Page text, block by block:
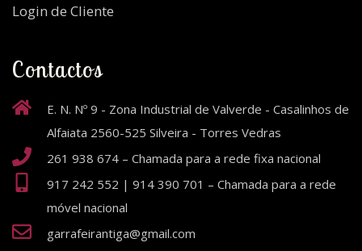
Login de Cliente
Contactos
E. N. Nº 9 - Zona Industrial de Valverde - Casalinhos de
Alfaiata 2560-525 Silveira - Torres Vedras
261 938 674 – Chamada para a rede fixa nacional
917 242 552 | 914 390 701 – Chamada para a rede
móvel nacional
garrafeirantiga@gmail.com